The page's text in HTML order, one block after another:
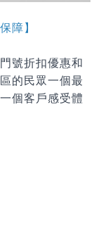
障】
號折扣優惠和
的民眾一個最
個客戶感受體